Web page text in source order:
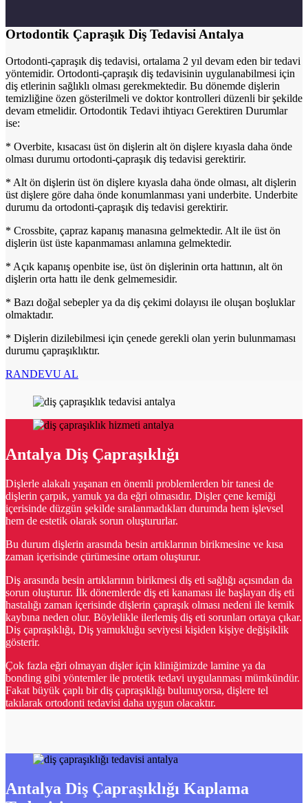
Ortodontik Çapraşık Diş Tedavisi Antalya
Ortodonti-çapraşık diş tedavisi, ortalama 2 yıl devam eden bir tedavi
yöntemidir. Ortodonti-çapraşık diş tedavisinin uygulanabilmesi için
diş etlerinin sağlıklı olması gerekmektedir. Bu dönemde dişlerin
temizliğine özen gösterilmeli ve doktor kontrolleri düzenli bir şekilde
devam etmelidir. Ortodontik Tedavi ihtiyacı Gerektiren Durumlar
ise:
* Overbite, kısacası üst ön dişlerin alt ön dişlere kıyasla daha önde
olması durumu ortodonti-çapraşık diş tedavisi gerektirir.
* Alt ön dişlerin üst ön dişlere kıyasla daha önde olması, alt dişlerin
üst dişlere göre daha önde konumlanması yani underbite. Underbite
durumu da ortodonti-çapraşık diş tedavisi gerektirir.
* Crossbite, çapraz kapanış manasına gelmektedir. Alt ile üst ön
dişlerin üst üste kapanmaması anlamına gelmektedir.
* Açık kapanış openbite ise, üst ön dişlerinin orta hattının, alt ön
dişlerin orta hattı ile denk gelmemesidir.
* Bazı doğal sebepler ya da diş çekimi dolayısı ile oluşan boşluklar
olmaktadır.
* Dişlerin dizilebilmesi için çenede gerekli olan yerin bulunmaması
durumu çapraşıklıktır.
RANDEVU AL
Antalya Diş Çapraşıklığı
Dişlerle alakalı yaşanan en önemli problemlerden bir tanesi de
dişlerin çarpık, yamuk ya da eğri olmasıdır. Dişler çene kemiği
içerisinde düzgün şekilde sıralanmadıkları durumda hem işlevsel
hem de estetik olarak sorun oluştururlar.
Bu durum dişlerin arasında besin artıklarının birikmesine ve kısa
zaman içerisinde çürümesine ortam oluşturur.
Diş arasında besin artıklarının birikmesi diş eti sağlığı açısından da
sorun oluşturur. İlk dönemlerde diş eti kanaması ile başlayan diş eti
hastalığı zaman içerisinde dişlerin çapraşık olması nedeni ile kemik
kaybına neden olur. Böylelikle ilerlemiş diş eti sorunları ortaya çıkar.
Diş çapraşıklığı, Diş yamukluğu seviyesi kişiden kişiye değişiklik
gösterir.
Çok fazla eğri olmayan dişler için kliniğimizde lamine ya da
bonding gibi yöntemler ile protetik tedavi uygulanması mümkündür.
Fakat büyük çaplı bir diş çapraşıklığı bulunuyorsa, dişlere tel
takılarak ortodonti tedavisi daha uygun olacaktır.
Antalya Diş Çapraşıklığı Kaplama